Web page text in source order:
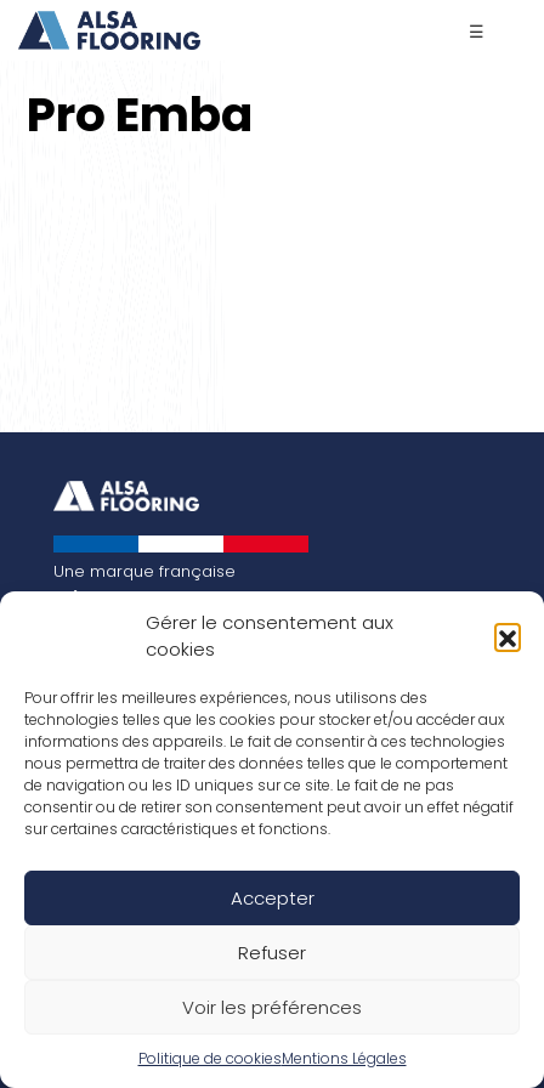
Gérer le consentement aux
cookies
Pour offrir les meilleures expériences, nous utilisons des
technologies telles que les cookies pour stocker et/ou accéder aux
informations des appareils. Le fait de consentir à ces technologies
nous permettra de traiter des données telles que le comportement
de navigation ou les ID uniques sur ce site. Le fait de ne pas
consentir ou de retirer son consentement peut avoir un effet négatif
sur certaines caractéristiques et fonctions.
Accepter
Refuser
Voir les préférences
Politique de cookiesMentions Légales
☰
Pro Emba
Une marque française
Qui sommes-nous
Notre histoire
Les chiffres clés
FR
EN
Nos revêtements
Nos Stratifiés
Nos accessoires
Nos parquets
Conditions de garantie
Déclaration de performance
Politique de confidentialité